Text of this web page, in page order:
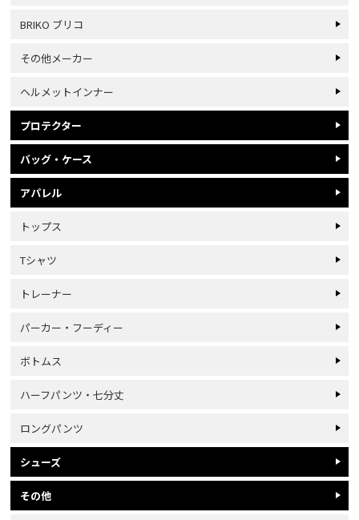
BRIKO ブリコ
その他メーカー
ヘルメットインナー
プロテクター
バッグ・ケース
アパレル
トップス
Tシャツ
トレーナー
パーカー・フーディー
ボトムス
ハーフパンツ・七分丈
ロングパンツ
シューズ
その他